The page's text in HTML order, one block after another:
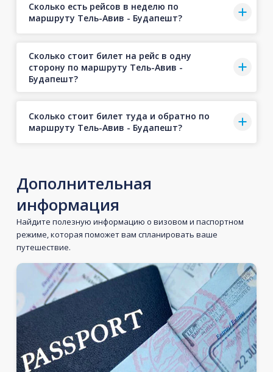
Сколько есть рейсов в неделю по
маршруту Тель-Авив - Будапешт?
Сколько стоит билет на рейс в одну
сторону по маршруту Тель-Авив -
Будапешт?
Сколько стоит билет туда и обратно по
маршруту Тель-Авив - Будапешт?
Дополнительная
информация
Найдите полезную информацию о визовом и паспортном
режиме, которая поможет вам спланировать ваше
путешествие.